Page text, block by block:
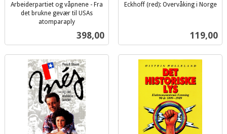
Arbeiderpartiet og våpnene - Fra
det brukne gevær til USAs
atomparaply
Pris
398,00
Eckhoff (red): Overvåking i Norge
Pris
119,00